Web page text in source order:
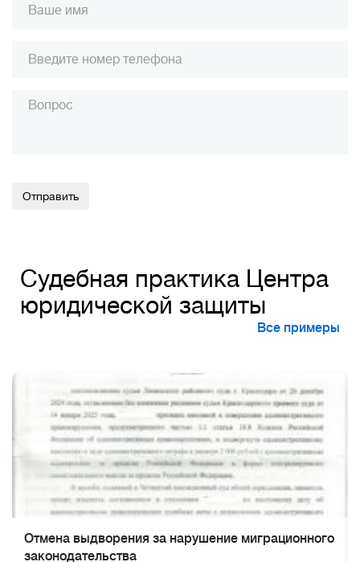
Судебная практика Центра
юридической защиты
Все примеры
Отмена выдворения за нарушение миграционного
законодательства